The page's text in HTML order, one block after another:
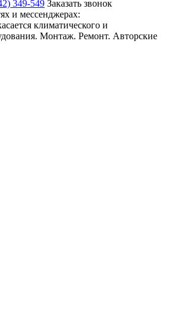
349-549 Заказать звонок
и мессенджерах:
климатического и
Монтаж. Ремонт. Авторские